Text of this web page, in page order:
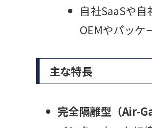
自社SaaSや
OEMやパッケ
主な特長
完全隔離型（Air-